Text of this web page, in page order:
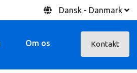
Dansk - Danmark
Om os Kontakt